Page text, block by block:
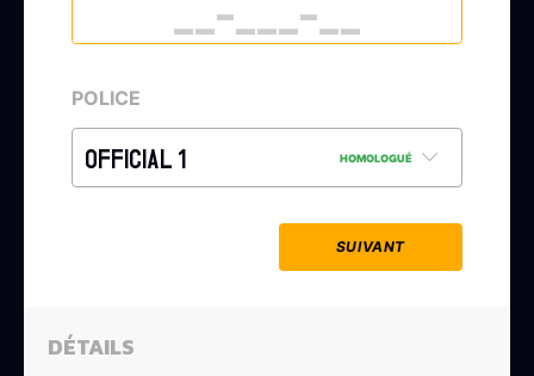
POLICE
OFFICIAL 1 HOMOLOGUÉ
SUIVANT
DÉTAILS